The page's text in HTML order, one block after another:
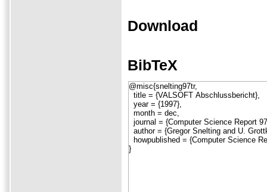
Download
BibTeX